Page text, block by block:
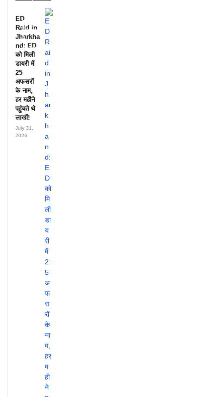
आदिवासी
दिवस की
ये
झलक?
ED
Raid in
Jharkha
nd: ED
को मिली
डायरी में
25
अफसरों
के नाम,
हर महीने
पहुंचते थे
लाखों!
July 31,
2026